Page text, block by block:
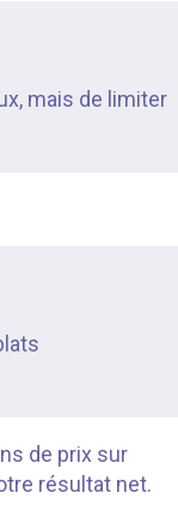
mais de limiter
de prix sur
résultat net.